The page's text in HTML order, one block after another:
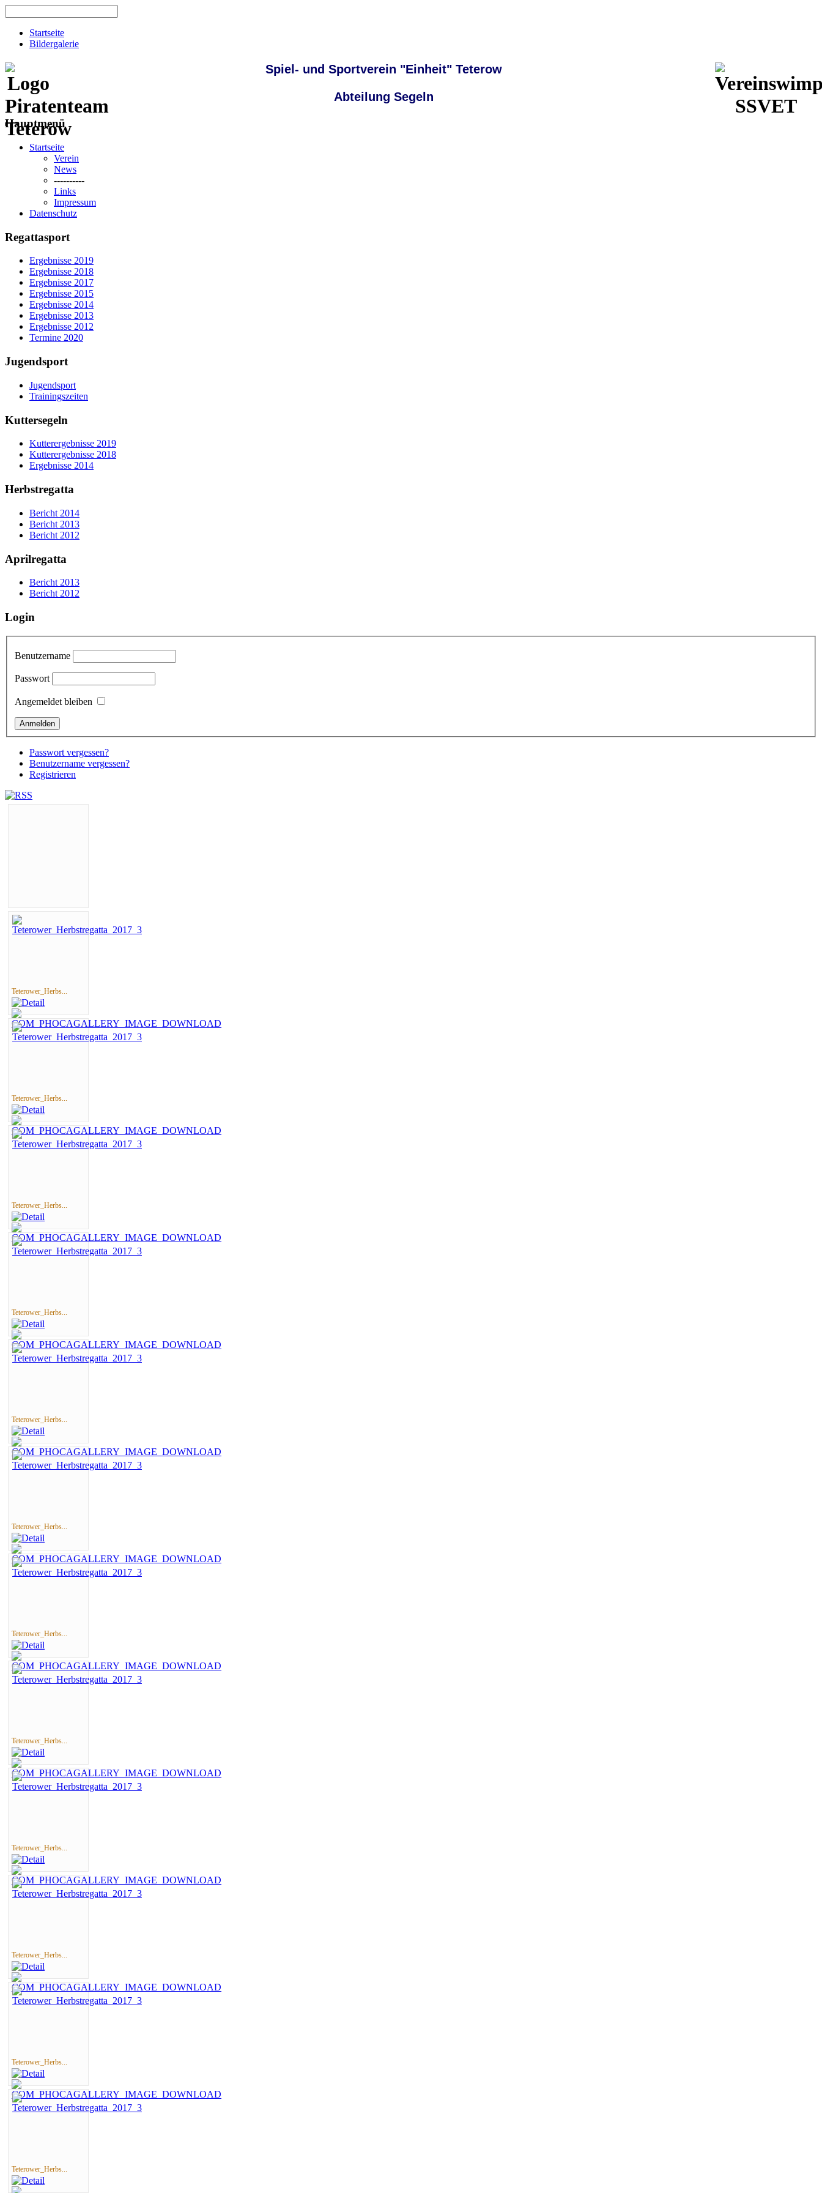
Startseite
Bildergalerie
Spiel- und Sportverein "Einheit" Teterow
Abteilung Segeln
Hauptmenü
Startseite
Verein
News
----------
Links
Impressum
Datenschutz
Regattasport
Ergebnisse 2019
Ergebnisse 2018
Ergebnisse 2017
Ergebnisse 2015
Ergebnisse 2014
Ergebnisse 2013
Ergebnisse 2012
Termine 2020
Jugendsport
Jugendsport
Trainingszeiten
Kuttersegeln
Kutterergebnisse 2019
Kutterergebnisse 2018
Ergebnisse 2014
Herbstregatta
Bericht 2014
Bericht 2013
Bericht 2012
Aprilregatta
Bericht 2013
Bericht 2012
Login
Benutzername
Passwort
Angemeldet bleiben
Passwort vergessen?
Benutzername vergessen?
Registrieren
Teterower_Herbs...
Teterower_Herbs...
Teterower_Herbs...
Teterower_Herbs...
Teterower_Herbs...
Teterower_Herbs...
Teterower_Herbs...
Teterower_Herbs...
Teterower_Herbs...
Teterower_Herbs...
Teterower_Herbs...
Teterower_Herbs...